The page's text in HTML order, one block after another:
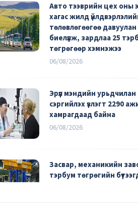
Авто тээврийн цех оны
хагас жилд
төлөвлөгөөгөө давуулан
биелүүлж, зардлаа 25
төгрөгөөр хэмнэжээ
06/08/2026
Эрүүл мэндийн урьдчилан
сэргийлэх үзлэгт 2290
хамрагдаад байна
06/08/2026
Засвар, механикийн
тэрбум төгрөгийн